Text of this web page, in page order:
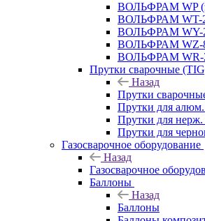
ВОЛЬФРАМ WP
ВОЛЬФРАМ WT-
ВОЛЬФРАМ WY-
ВОЛЬФРАМ WZ-
ВОЛЬФРАМ WR-
Прутки сварочные
Назад
Прутки
Прутки для алюм.
Прутки для нерж.
Прутки для
Газосварочное оборудование
Назад
Газосварочное
Баллоны
Назад
Баллоны